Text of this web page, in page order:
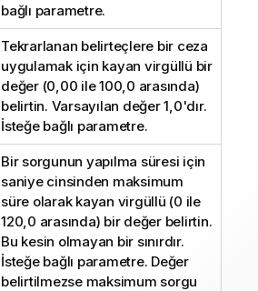
bağlı parametre.
Tekrarlanan belirteçlere bir ceza
uygulamak için kayan virgüllü bir
değer (0,00 ile 100,0 arasında)
belirtin. Varsayılan değer 1,0'dır.
İsteğe bağlı parametre.
Bir sorgunun yapılma süresi için
saniye cinsinden maksimum
süre olarak kayan virgüllü (0 ile
120,0 arasında) bir değer belirtin.
Bu kesin olmayan bir sınırdır.
İsteğe bağlı parametre. Değer
belirtilmezse maksimum sorgu